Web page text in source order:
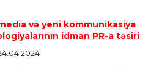
və yeni kommunikasiya
idman PR-a təsiri